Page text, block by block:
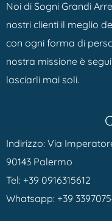
Noi di Sogni Grandi
nostri clienti il meglio
con ogni forma di
nostra missione è
lasciarli mai soli.
Indirizzo: Via
90143 Palermo
Tel: +39 0916315612
Whatsapp: +39